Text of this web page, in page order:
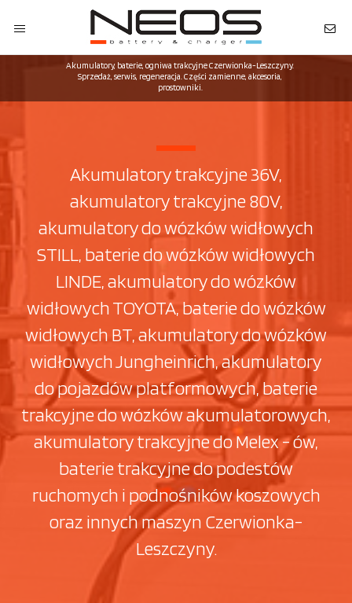
Akumulatory, baterie, ogniwa trakcyjne Czerwionka-Leszczyny.
Sprzedaż, serwis, regeneracja. Części zamienne, akcesoria,
prostowniki.
Akumulatory trakcyjne 36V,
akumulatory trakcyjne 80V,
akumulatory do wózków widłowych
STILL, baterie do wózków widłowych
LINDE, akumulatory do wózków
widłowych TOYOTA, baterie do wózków
widłowych BT, akumulatory do wózków
widłowych Jungheinrich, akumulatory
do pojazdów platformowych, baterie
trakcyjne do wózków akumulatorowych,
akumulatory trakcyjne do Melex - ów,
baterie trakcyjne do podestów
ruchomych i podnośników koszowych
oraz innych maszyn Czerwionka-
Leszczyny.